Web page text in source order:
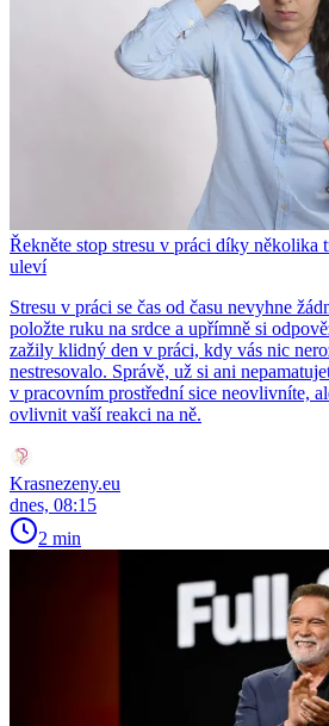
Řekněte stop stresu v práci díky několika
uleví
Stresu v práci se čas od času nevyhne
položte ruku na srdce a upřímně si
zažily klidný den v práci, kdy vás nic
nestresovalo. Správě, už si ani
v pracovním prostřední sice neovlivníte,
ovlivnit vaší reakci na ně.
Krasnezeny.eu
dnes, 08:15
2 min